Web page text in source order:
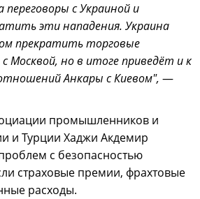
переговоры с Украиной и
эти нападения. Украина
прекратить торговые
Москвой, но в итоге приведёт и к
Анкары с Киевом", —
промышленников и
и Турции Хаджи Акдемир
с безопасностью
страховые премии, фрахтовые
расходы.